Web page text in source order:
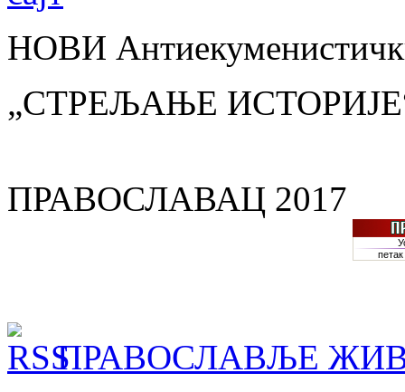
НОВИ
„СТРЕЉАЊЕ
ПРАВОСЛАВАЦ 2017
ПРАВОСЛАВЉЕ